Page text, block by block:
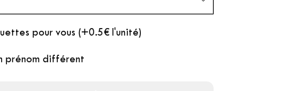
pour vous (+0.5€ l'unité)
prénom différent